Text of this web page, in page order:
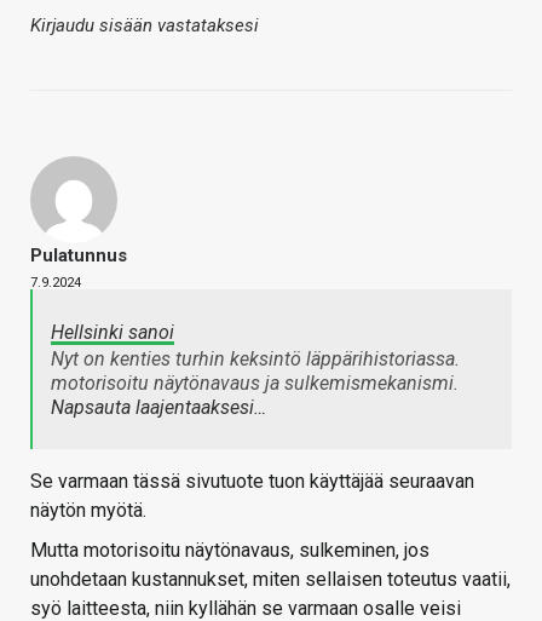
Kirjaudu sisään vastataksesi
Pulatunnus
7.9.2024
Hellsinki sanoi
Nyt on kenties turhin keksintö läppärihistoriassa.
motorisoitu näytönavaus ja sulkemismekanismi.
Napsauta laajentaaksesi…
Se varmaan tässä sivutuote tuon käyttäjää seuraavan
näytön myötä.
Mutta motorisoitu näytönavaus, sulkeminen, jos
unohdetaan kustannukset, miten sellaisen toteutus vaatii,
syö laitteesta, niin kyllähän se varmaan osalle veisi